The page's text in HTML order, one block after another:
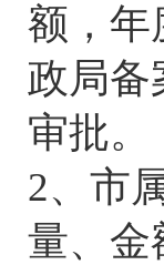
额，年
政局备
审批。
2、市
量、金